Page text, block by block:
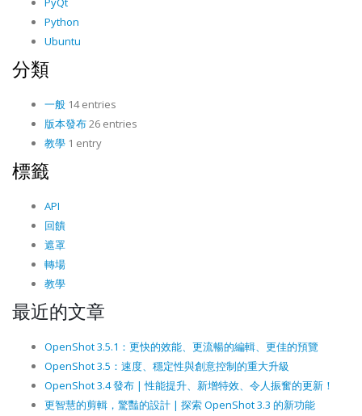
Python
Ubuntu
分類
一般 14 entries
版本發布26 entries
教學 1 entry
標籤
API
回饋
遮罩
轉場
教學
最近的文章
OpenShot 3.5.1：更快的效能、更流暢的編輯、更佳的預覽
OpenShot 3.5：速度、穩定性與創意控制的重大升級
OpenShot 3.4 發布 | 性能提升、新增特效、令人振奮的更新！
更智慧的剪輯，驚豔的設計 | 探索 OpenShot 3.3 的新功能